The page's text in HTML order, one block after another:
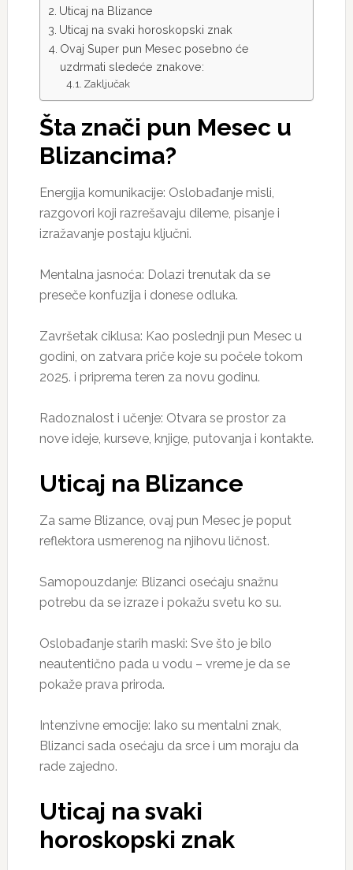
Uticaj na Blizance
Uticaj na svaki horoskopski znak
Ovaj Super pun Mesec posebno će
uzdrmati sledeće znakove:
Zaključak
Šta znači pun Mesec u
Blizancima?
Energija komunikacije: Oslobađanje misli,
razgovori koji razrešavaju dileme, pisanje i
izražavanje postaju ključni.
Mentalna jasnoća: Dolazi trenutak da se
preseče konfuzija i donese odluka.
Završetak ciklusa: Kao poslednji pun Mesec u
godini, on zatvara priče koje su počele tokom
2025. i priprema teren za novu godinu.
Radoznalost i učenje: Otvara se prostor za
nove ideje, kurseve, knjige, putovanja i kontakte.
Uticaj na Blizance
Za same Blizance, ovaj pun Mesec je poput
reflektora usmerenog na njihovu ličnost.
Samopouzdanje: Blizanci osećaju snažnu
potrebu da se izraze i pokažu svetu ko su.
Oslobađanje starih maski: Sve što je bilo
neautentično pada u vodu – vreme je da se
pokaže prava priroda.
Intenzivne emocije: Iako su mentalni znak,
Blizanci sada osećaju da srce i um moraju da
rade zajedno.
Uticaj na svaki
horoskopski znak